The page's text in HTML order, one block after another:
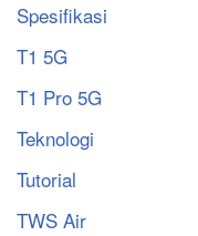
Spesifikasi
T1 5G
T1 Pro 5G
Teknologi
Tutorial
TWS Air